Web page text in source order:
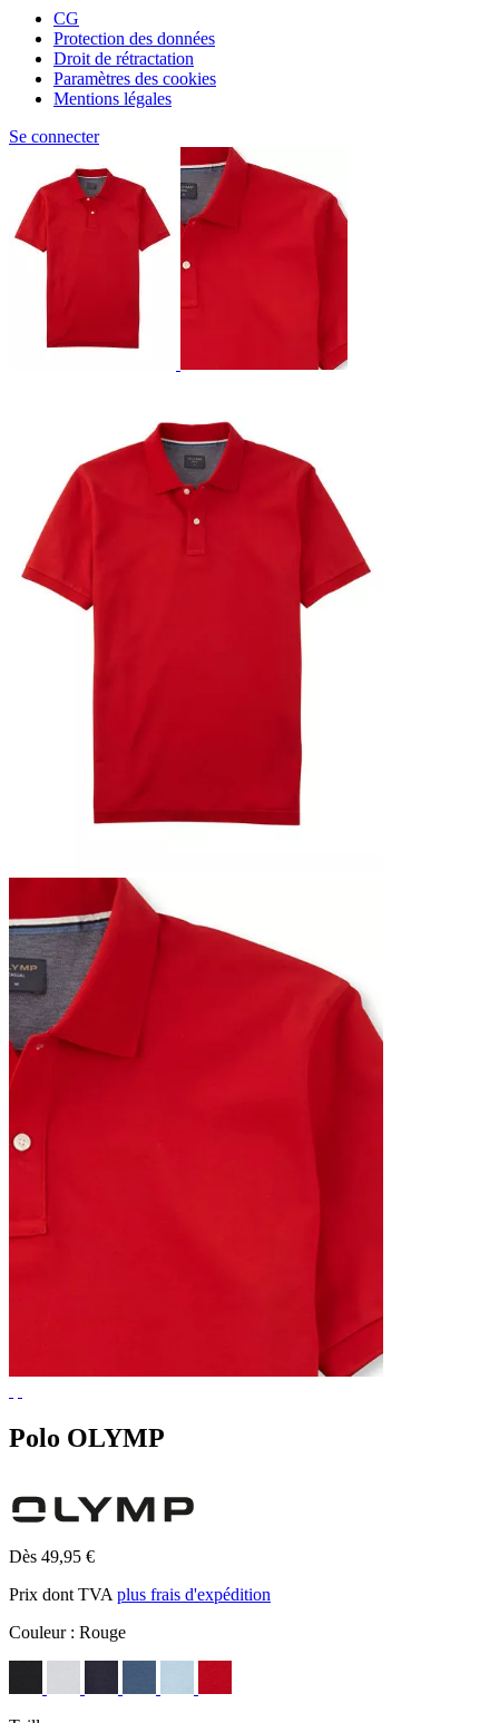
CG
Protection des données
Droit de rétractation
Paramètres des cookies
Mentions légales
Se connecter
Polo OLYMP
Dès 49,95 €
Prix dont TVA plus frais d'expédition
Couleur : Rouge